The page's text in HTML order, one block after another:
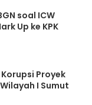
soal ICW
Up ke KPK
Proyek
I Sumut